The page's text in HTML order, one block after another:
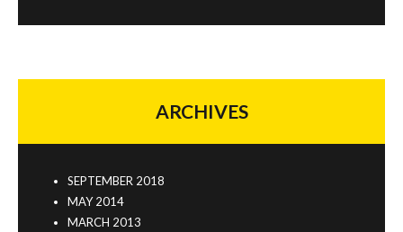
ARCHIVES
SEPTEMBER 2018
MAY 2014
MARCH 2013